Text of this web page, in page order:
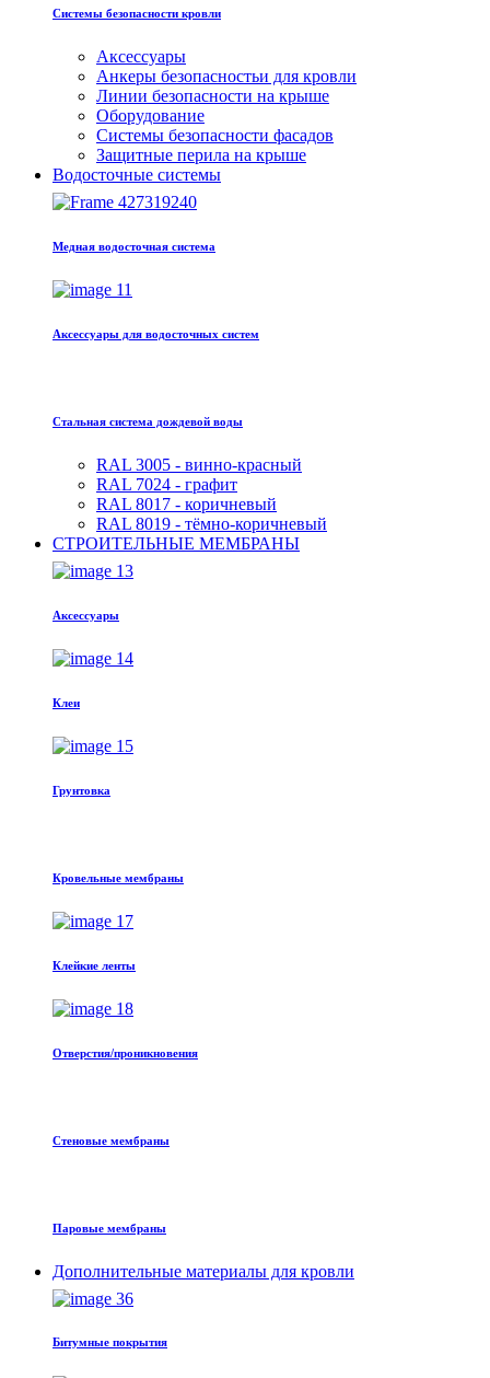
Системы безопасности кровли
Аксессуары
Анкеры безопасностьи для кровли
Линии безопасности на крыше
Оборудование
Системы безопасности фасадов
Защитные перила на крыше
Водосточные системы
Медная водосточная система
Аксессуары для водосточных систем
Стальная система дождевой воды
RAL 3005 - винно-красный
RAL 7024 - графит
RAL 8017 - коричневый
RAL 8019 - тёмно-коричневый
СТРОИТЕЛЬНЫЕ МЕМБРАНЫ
Аксессуары
Клеи
Грунтовка
Кровельные мембраны
Клейкие ленты
Отверстия/проникновения
Стеновые мембраны
Паровые мембраны
Дополнительные материалы для кровли
Битумные покрытия